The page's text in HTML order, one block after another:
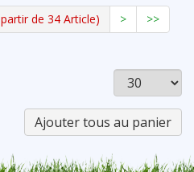
de 34 Article) > >>